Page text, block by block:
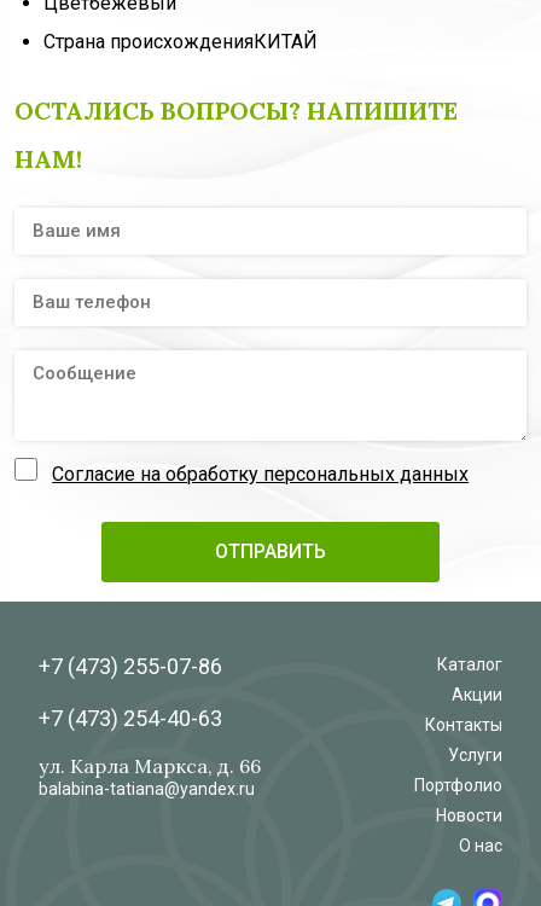
Страна происхожденияКИТАЙ
ОСТАЛИСЬ ВОПРОСЫ? НАПИШИТЕ
НАМ!
Согласие на обработку персональных данных
+7 (473) 255-07-86
+7 (473) 254-40-63
ул. Карла Маркса, д. 66
balabina-tatiana@yandex.ru
Каталог
Акции
Контакты
Услуги
Портфолио
Новости
О нас